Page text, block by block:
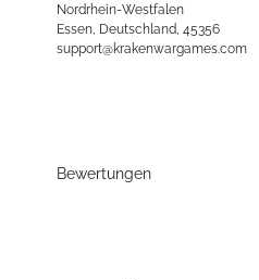
Nordrhein-Westfalen
Essen, Deutschland, 45356
support@krakenwargames.com
Bewertungen